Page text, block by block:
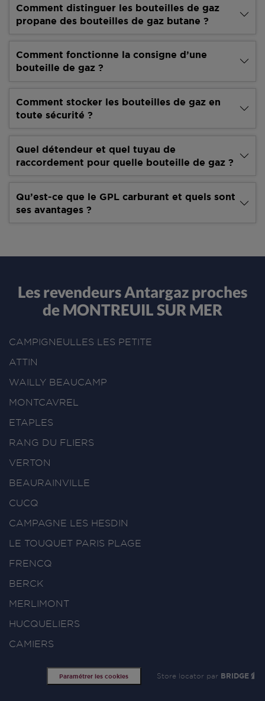
Comment distinguer les bouteilles de gaz
propane des bouteilles de gaz butane ?
Comment fonctionne la consigne d’une
bouteille de gaz ?
Comment stocker les bouteilles de gaz en
toute sécurité ?
Quel détendeur et quel tuyau de
raccordement pour quelle bouteille de gaz ?
Qu’est-ce que le GPL carburant et quels sont
ses avantages ?
Les revendeurs Antargaz proches
de MONTREUIL SUR MER
CAMPIGNEULLES LES PETITE
ATTIN
WAILLY BEAUCAMP
MONTCAVREL
ETAPLES
RANG DU FLIERS
VERTON
BEAURAINVILLE
CUCQ
CAMPAGNE LES HESDIN
LE TOUQUET PARIS PLAGE
FRENCQ
BERCK
MERLIMONT
HUCQUELIERS
CAMIERS
Paramétrer les cookies Store locator par BRIDGE